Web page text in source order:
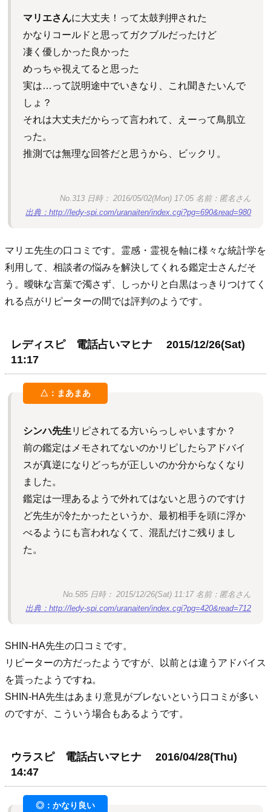
マリエさんに大丈夫！って太鼓判押された
かなりコールドと思ってガクブルだったけど
凄く優しかった良かった
めっちゃ視えてると思った
実は…って説明途中でいきなり、これ聞きたいんで
しょ？
それは大丈夫だからって言われて、えーって鳥肌立
った。
推測では無理な回答だと思うから、ビックリ。
No.313 日時： 2016/05/02(Mon) 17:05 名前：匿名さん
出典：http://ledy-spi.com/uranaiten/index.cgi?pg=690&read=980
マリエ先生の口コミです。霊感・霊視を軸に様々な統計学を
利用して、相談者の悩みを解決してくれる鑑定士さんだそ
う。曖昧な言葉で濁さず、しっかりと白黒はっきりつけてく
れる点がリピーターの間では評判のようです。
レディスピ 電話占いマヒナ 2015/12/26(Sat)
11:17
シンハ先生 リピされてる方いらっしゃいますか？
前の鑑定はメモされてないのかリピしたらアドバイ
スが真逆になりどっちが正しいのか分からなくなり
ました。
鑑定は一理あるようで外れてはないと思うのですけ
ど先生が冷たかったというか、最初相手を頭に浮か
べるようにも言われなくて、混乱だけご残りまし
た。
No.585 日時： 2015/12/26(Sat) 11:17 名前：匿名さん
出典：http://ledy-spi.com/uranaiten/index.cgi?pg=420&read=712
SHIN-HA先生の口コミです。
リピーターの方だったようですが、以前とは違うアドバイス
を貰ったようですね。
SHIN-HA先生はあまり意見がブレないという口コミが多い
のですが、こういう場合もあるようです。
ウラスピ 電話占いマヒナ 2016/04/28(Thu)
14:47